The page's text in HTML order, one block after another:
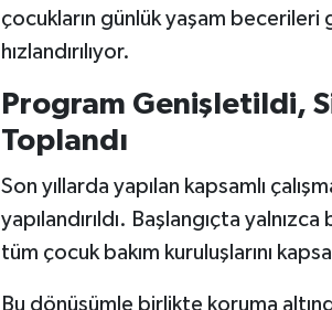
çocukların günlük yaşam
hızlandırılıyor.
Program Genişletildi,
Toplandı
Son yıllarda yapılan kapsamlı
yapılandırıldı. Başlangıçta
tüm çocuk bakım kuruluşlarını
Bu dönüşümle birlikte koruma